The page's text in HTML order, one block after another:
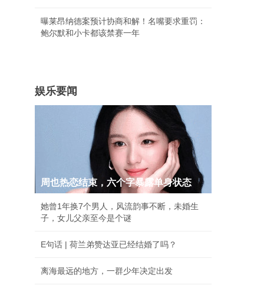
曝莱昂纳德案预计协商和解！名嘴要求重罚：
鲍尔默和小卡都该禁赛一年
娱乐要闻
周也热恋结束，六个字暴露单身状态
她曾1年换7个男人，风流韵事不断，未婚生
子，女儿父亲至今是个谜
E句话 | 荷兰弟赞达亚已经结婚了吗？
离海最远的地方，一群少年决定出发